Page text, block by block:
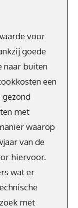
voor
goede
naar buiten
een
gezond
met
waarop
van de
hiervoor.
wat er
met